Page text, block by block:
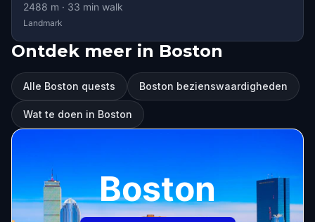
2488 m · 33 min walk
Landmark
Ontdek meer in Boston
Alle Boston quests Boston bezienswaardigheden
Wat te doen in Boston
Boston